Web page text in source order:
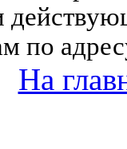
по
На